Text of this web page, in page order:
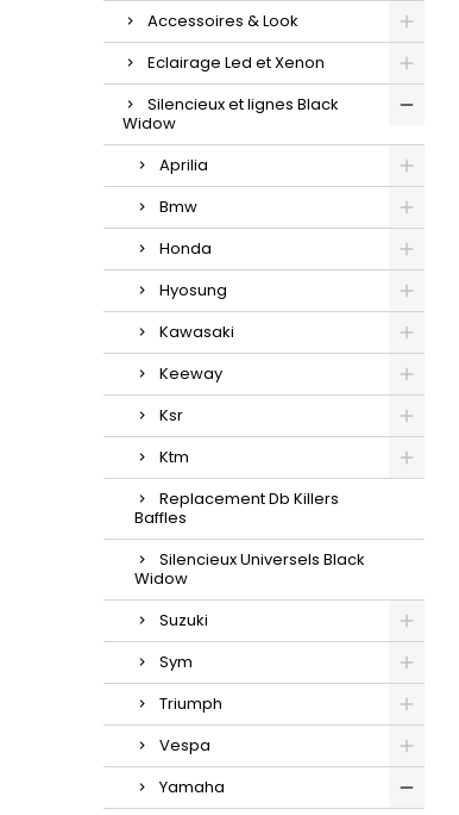
Accessoires & Look
Eclairage Led et Xenon
Silencieux et lignes Black
Widow
Aprilia
Bmw
Honda
Hyosung
Kawasaki
Keeway
Ksr
Ktm
Replacement Db Killers
Baffles
Silencieux Universels Black
Widow
Suzuki
Sym
Triumph
Vespa
Yamaha